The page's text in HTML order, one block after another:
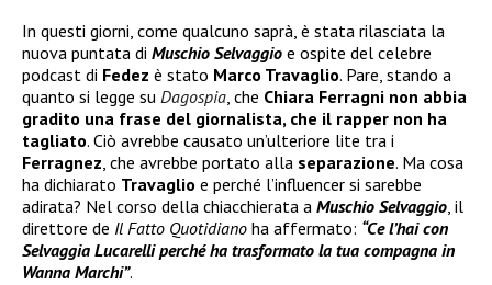
In questi giorni, come qualcuno saprà, è stata rilasciata la
nuova puntata di Muschio Selvaggio e ospite del celebre
podcast di Fedez è stato Marco Travaglio. Pare, stando a
quanto si legge su Dagospia, che Chiara Ferragni non abbia
gradito una frase del giornalista, che il rapper non ha
tagliato. Ciò avrebbe causato un’ulteriore lite tra i
Ferragnez, che avrebbe portato alla separazione. Ma cosa
ha dichiarato Travaglio e perché l’influencer si sarebbe
adirata? Nel corso della chiacchierata a Muschio Selvaggio, il
direttore de Il Fatto Quotidiano ha affermato: “Ce l’hai con
Selvaggia Lucarelli perché ha trasformato la tua compagna in
Wanna Marchi”.